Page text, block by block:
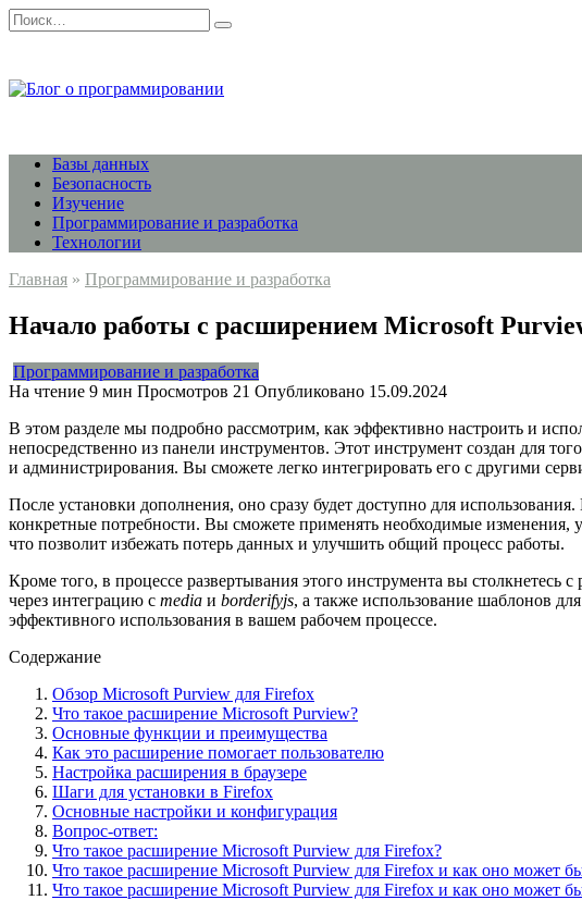
Перейти
к
Search
for:
Базы данных
Безопасность
Изучение
Программирование и разработка
Технологии
Главная » Программирование и разработка
Начало работы с расширением Microsoft
Программирование и разработка
На чтение 9 мин Просмотров 21 Опубликовано 15.09.2024
В этом разделе мы подробно рассмотрим, как эффективно настроить и
непосредственно из панели инструментов. Этот инструмент создан для
и администрирования. Вы сможете легко интегрировать его с другими
После установки дополнения, оно сразу будет доступно для
конкретные потребности. Вы сможете применять необходимые изменения,
что позволит избежать потерь данных и улучшить общий процесс работы.
Кроме того, в процессе развертывания этого инструмента вы
через интеграцию с media и borderifyjs, а также использование шаблонов
эффективного использования в вашем рабочем процессе.
Содержание
Обзор Microsoft Purview для Firefox
Что такое расширение Microsoft Purview?
Основные функции и преимущества
Как это расширение помогает пользователю
Настройка расширения в браузере
Шаги для установки в Firefox
Основные настройки и конфигурация
Вопрос-ответ:
Что такое расширение Microsoft Purview для Firefox?
Что такое расширение Microsoft Purview для Firefox и как оно может
Что такое расширение Microsoft Purview для Firefox и как оно может